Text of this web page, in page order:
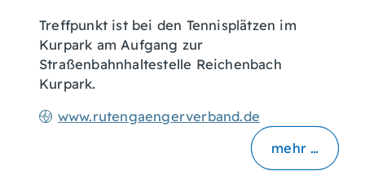
www.rutengaengerverband.de
Treffpunkt ist bei den Tennisplätzen im
Kurpark am Aufgang zur
Straßenbahnhaltestelle Reichenbach
Kurpark.
mehr …